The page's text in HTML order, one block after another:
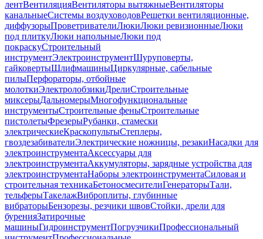
лентВентиляцияВентиляторы вытяжныеВентиляторы
канальныеСистемы воздуховодовРешетки вентиляционные,
диффузорыПроветривателиЛюкиЛюки ревизионныеЛюки
под плиткуЛюки напольныеЛюки под
покраскуСтроительный
инструментЭлектроинструментШуруповерты,
гайковертыШлифмашиныЦиркулярные, сабельные
пилыПерфораторы, отбойные
молоткиЭлектролобзикиДрелиСтроительные
миксерыДальномерыМногофункциональные
инструментыСтроительные феныСтроительные
пистолетыФрезерыРубанки, стамески
электрическиеКраскопультыСтеплеры,
гвоздезабивателиЭлектрические ножницы, резакиНасадки для
электроинструментаАксессуары для
электроинструментаАккумуляторы, зарядные устройства для
электроинструментаНаборы электроинструментаСиловая и
строительная техникаБетоносмесителиГенераторыТали,
тельферыТакелажВиброплиты, глубинные
вибраторыБензорезы, резчики швовСтойки, дрели для
буренияЗатирочные
машиныГидроинструментПогрузчикиПрофессиональный